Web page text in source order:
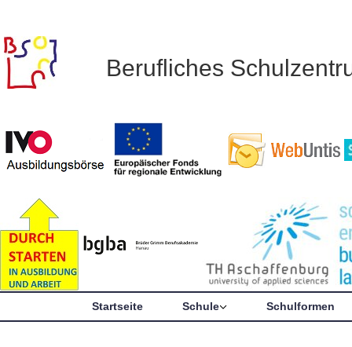
Berufliches
Startseite Schule Schulformen